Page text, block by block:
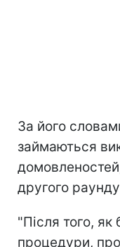
За його
займаються
другого
"Після того, як
процедури,